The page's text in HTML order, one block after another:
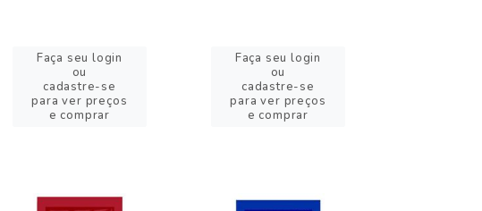
Faça seu login
ou
cadastre-se
para ver preços
e comprar
Faça seu login
ou
cadastre-se
para ver preços
e comprar